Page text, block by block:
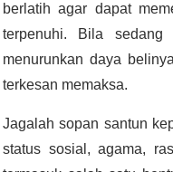
berlatih agar dapat
terpenuhi. Bila sedang
menurunkan daya
terkesan memaksa.
Jagalah sopan santun
status sosial, agama,